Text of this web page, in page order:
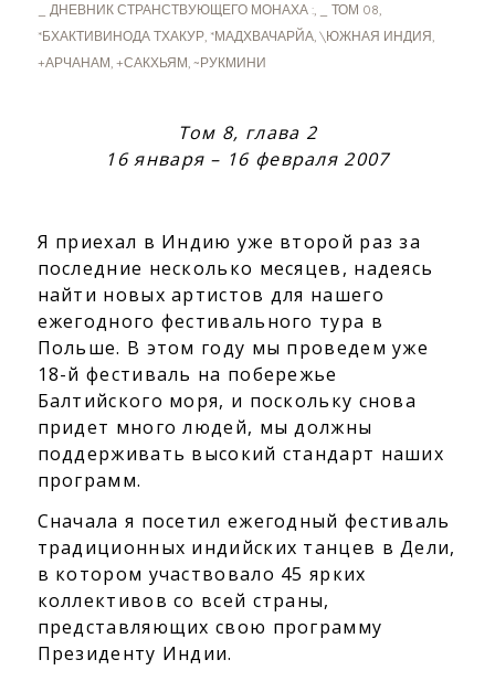
_ ДНЕВНИК СТРАНСТВУЮЩЕГО МОНАХА :, _ ТОМ 08,
*БХАКТИВИНОДА ТХАКУР, *МАДХВАЧАРЙА, \ЮЖНАЯ ИНДИЯ,
+АРЧАНАМ, +САКХЬЯМ, ~РУКМИНИ
Том 8, глава 2
16 января – 16 февраля 2007
Я приехал в Индию уже второй раз за
последние несколько месяцев, надеясь
найти новых артистов для нашего
ежегодного фестивального тура в
Польше. В этом году мы проведем уже
18-й фестиваль на побережье
Балтийского моря, и поскольку снова
придет много людей, мы должны
поддерживать высокий стандарт наших
программ.
Сначала я посетил ежегодный фестиваль
традиционных индийских танцев в Дели,
в котором участвовало 45 ярких
коллективов со всей страны,
представляющих свою программу
Президенту Индии.